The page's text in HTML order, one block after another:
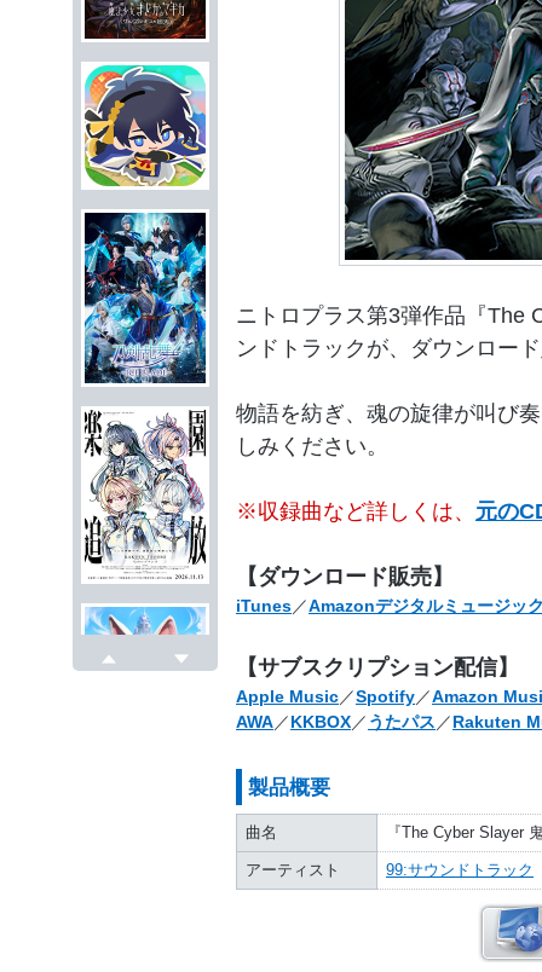
ニトロプラス第3弾作品『The
ンドトラックが、ダウンロー
物語を紡ぎ、魂の旋律が叫び
しみください。
※収録曲など詳しくは、 元の
【ダウンロード販売】
iTunes／Amazonデジタルミュージッ
【サブスクリプション配信】
Apple Music／Spotify／Amazon
AWA／KKBOX／ うたパス ／Rakuten
製品概要
曲名 『The Cyber Slayer
アーティスト 99:サウンドトラック